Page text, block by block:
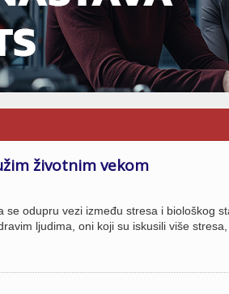
životnim vekom
odupru vezi između stresa i biološkog
ljudima, oni koji su iskusili više